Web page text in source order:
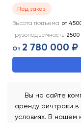
Под заказ
Высота подъема от
Грузоподъемность 2500
От 2 780 000 ₽
Вы на сайте
аренду ричтраки
условиях. В нашем